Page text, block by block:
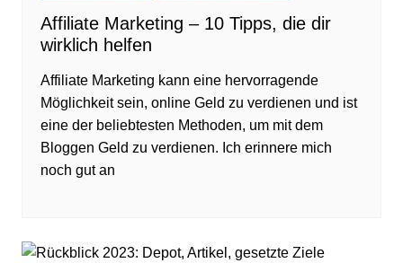
Affiliate Marketing – 10 Tipps, die dir
wirklich helfen
Affiliate Marketing kann eine hervorragende
Möglichkeit sein, online Geld zu verdienen und ist
eine der beliebtesten Methoden, um mit dem
Bloggen Geld zu verdienen. Ich erinnere mich
noch gut an